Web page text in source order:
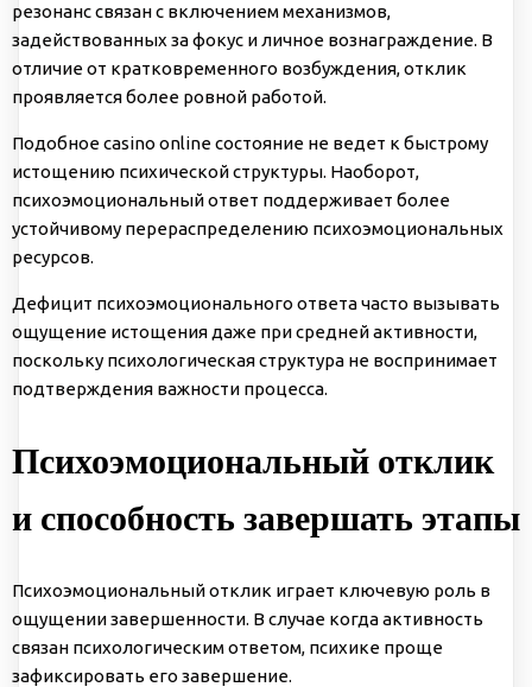
резонанс связан с включением механизмов,
задействованных за фокус и личное вознаграждение. В
отличие от кратковременного возбуждения, отклик
проявляется более ровной работой.
Подобное casino online состояние не ведет к быстрому
истощению психической структуры. Наоборот,
психоэмоциональный ответ поддерживает более
устойчивому перераспределению психоэмоциональных
ресурсов.
Дефицит психоэмоционального ответа часто вызывать
ощущение истощения даже при средней активности,
поскольку психологическая структура не воспринимает
подтверждения важности процесса.
Психоэмоциональный отклик
и способность завершать этапы
Психоэмоциональный отклик играет ключевую роль в
ощущении завершенности. В случае когда активность
связан психологическим ответом, психике проще
зафиксировать его завершение.